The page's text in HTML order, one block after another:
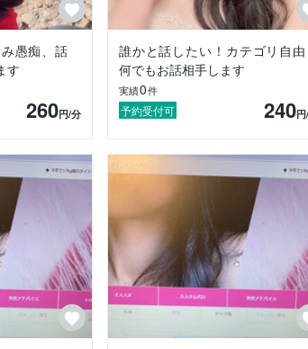
域
や質問なども一緒に考えていきます。
る簡単なエクササイズ
をする中で、「文化の違い」「あるある国際恋愛・
でいる
？」
愚痴、話
す
260円/分
誰かと話したい！カテゴリ自由
何でもお話相手します
実績0件
予約受付可 240円